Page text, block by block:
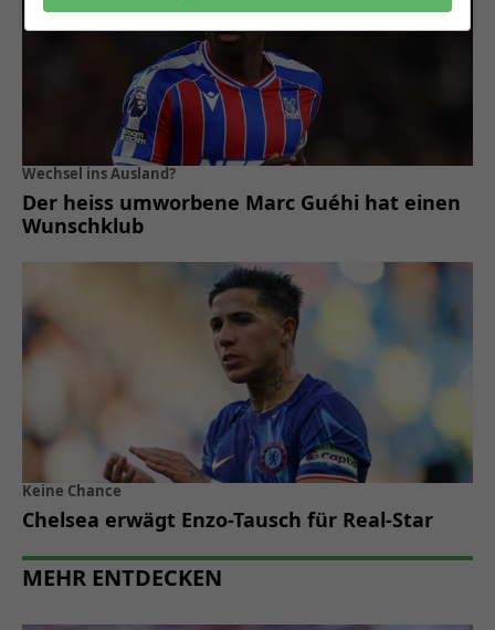
Wechsel ins Ausland?
Der heiss umworbene Marc Guéhi hat einen
Wunschklub
Keine Chance
Chelsea erwägt Enzo-Tausch für Real-Star
MEHR ENTDECKEN